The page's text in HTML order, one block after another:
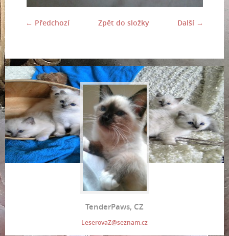
← Předchozí Další →
Zpět do složky
TenderPaws, CZ
LeserovaZ@seznam.cz